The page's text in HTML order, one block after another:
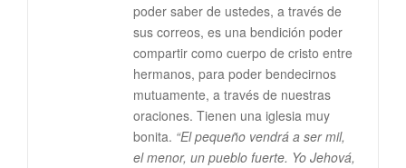
poder saber de ustedes, a través de
sus correos, es una bendición poder
compartir como cuerpo de cristo entre
hermanos, para poder bendecirnos
mutuamente, a través de nuestras
oraciones. Tienen una iglesia muy
bonita. “El pequeño vendrá a ser mil,
el menor, un pueblo fuerte. Yo Jehová,